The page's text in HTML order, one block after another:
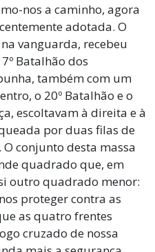
nos a caminho, agora
adotada. O
vanguarda, recebeu
Batalhão dos
também com um
o 20º Batalhão e o
escoltavam à direita e à
por duas filas de
conjunto desta massa
quadrado que, em
outro quadrado menor:
proteger contra as
as quatro frentes
cruzado de nossa